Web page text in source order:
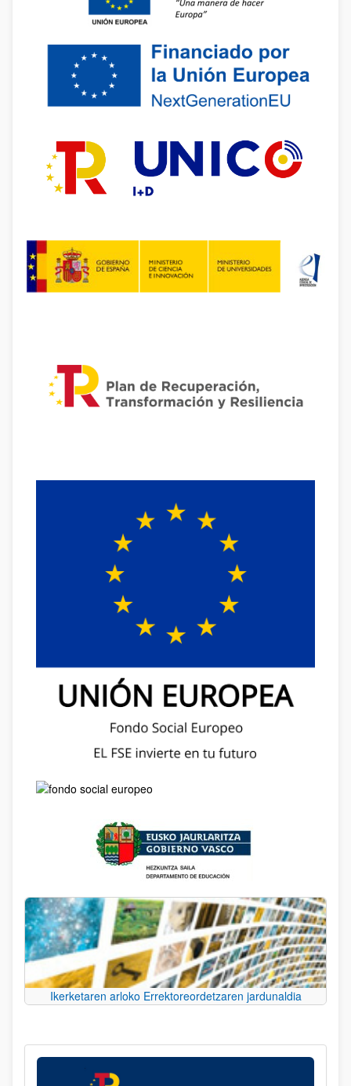
Ikerketaren arloko Errektoreordetzaren jardunaldia